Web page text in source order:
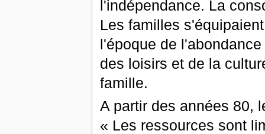
l'indépendance. La
Les familles
l'époque de
des loisirs et de la
famille.
A partir des années 80,
« Les ressources sont